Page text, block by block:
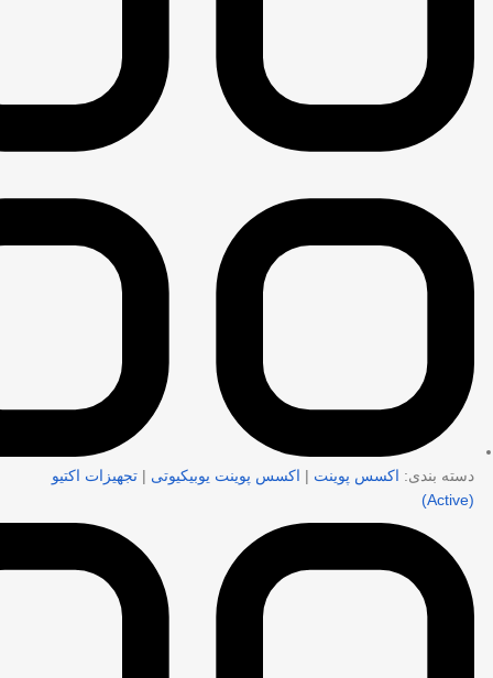
دسته بندی: اکسس پوینت | اکسس پوینت یوبیکیوتی | تجهیزات اکتیو
(Active)